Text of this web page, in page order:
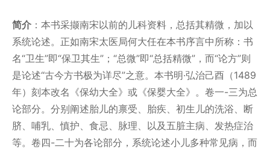
简介 ：本书采撷南宋以前的儿科资料，总括其精微，加以
系统论述。正如南宋太医局何大任在本书序言中所称：书
名“卫生”即“保卫其生”；“总微”即“总括精微”，而“论方”则
是论述“古今方书极为详尽”之意。本书明·弘治己酉（1489
年）刻本改名《保幼大全》或《保婴大全》。卷一-三为总
论部分。分别阐述胎儿的禀受、胎疾、初生儿的洗浴、断
脐、哺乳、慎护、食忌、脉理、以及五脏主病、发热症治
等。卷四-二十为各论部分，系统论述小儿多种常见病，而